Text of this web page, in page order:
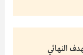
النهائي